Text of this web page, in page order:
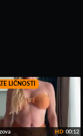
LIČNOSTI
00:12
HD